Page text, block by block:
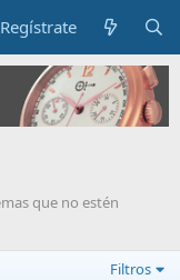
Regístrate
que no estén
Filtros